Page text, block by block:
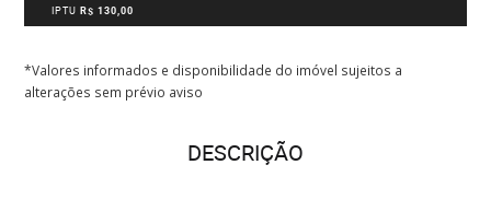
IPTUR$ 130,00
*Valores informados e disponibilidade do imóvel sujeitos a
alterações sem prévio aviso
DESCRIÇÃO